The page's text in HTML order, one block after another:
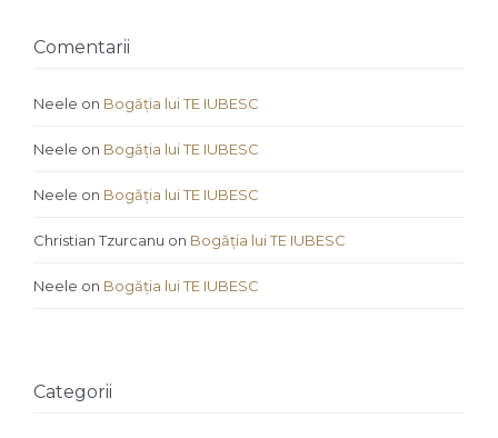
Comentarii
Neele on Bogăția lui TE IUBESC
Neele on Bogăția lui TE IUBESC
Neele on Bogăția lui TE IUBESC
Christian Tzurcanu on Bogăția lui TE IUBESC
Neele on Bogăția lui TE IUBESC
Categorii